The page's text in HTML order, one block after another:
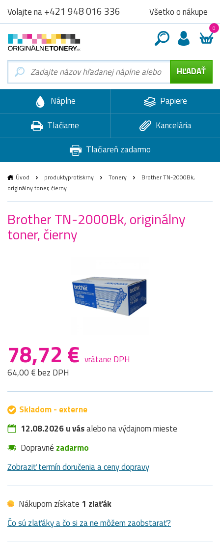
Volajte na+421 948 016 336 Všetko o nákupe
0
Náplne
Papiere
Tlačiarne
Kancelária
Tlačiareň zadarmo
Úvod produktyprotiskrny Tonery
Brother TN-2000Bk,
originálny toner, čierny
Brother TN-2000Bk, originálny
toner, čierny
78,72 € vrátane DPH
64,00 € bez DPH
Skladom - externe
12.08.2026 u vásalebo na výdajnom mieste
Dopravné zadarmo
Zobraziť termín doručenia a ceny dopravy
Nákupom získate 1 zlaťák
Čo sú zlaťáky a čo si za ne môžem zaobstarať?